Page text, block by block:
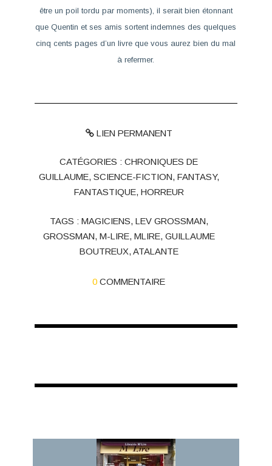
être un poil tordu par moments), il serait bien étonnant
que Quentin et ses amis sortent indemnes des quelques
cinq cents pages d’un livre que vous aurez bien du mal
à refermer.
LIEN PERMANENT
CATÉGORIES :CHRONIQUES DE
GUILLAUME, SCIENCE-FICTION, FANTASY,
FANTASTIQUE, HORREUR
TAGS : MAGICIENS, LEV GROSSMAN,
GROSSMAN, M-LIRE, MLIRE, GUILLAUME
BOUTREUX, ATALANTE
0 COMMENTAIRE